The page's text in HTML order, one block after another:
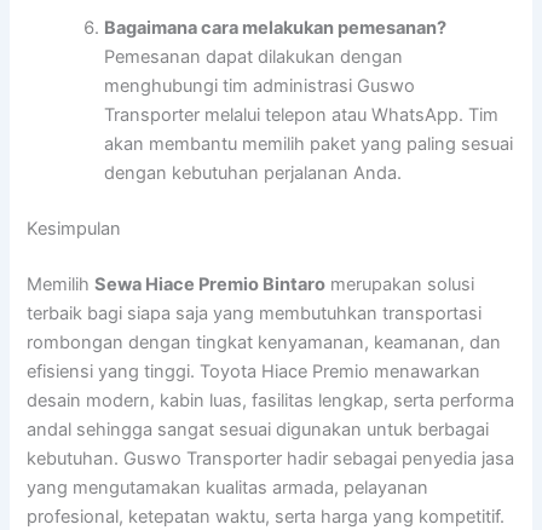
Bagaimana cara melakukan pemesanan?
Pemesanan dapat dilakukan dengan
menghubungi tim administrasi Guswo
Transporter melalui telepon atau WhatsApp. Tim
akan membantu memilih paket yang paling sesuai
dengan kebutuhan perjalanan Anda.
Kesimpulan
MemilihSewa Hiace Premio Bintaro merupakan solusi
terbaik bagi siapa saja yang membutuhkan transportasi
rombongan dengan tingkat kenyamanan, keamanan, dan
efisiensi yang tinggi. Toyota Hiace Premio menawarkan
desain modern, kabin luas, fasilitas lengkap, serta performa
andal sehingga sangat sesuai digunakan untuk berbagai
kebutuhan. Guswo Transporter hadir sebagai penyedia jasa
yang mengutamakan kualitas armada, pelayanan
profesional, ketepatan waktu, serta harga yang kompetitif.